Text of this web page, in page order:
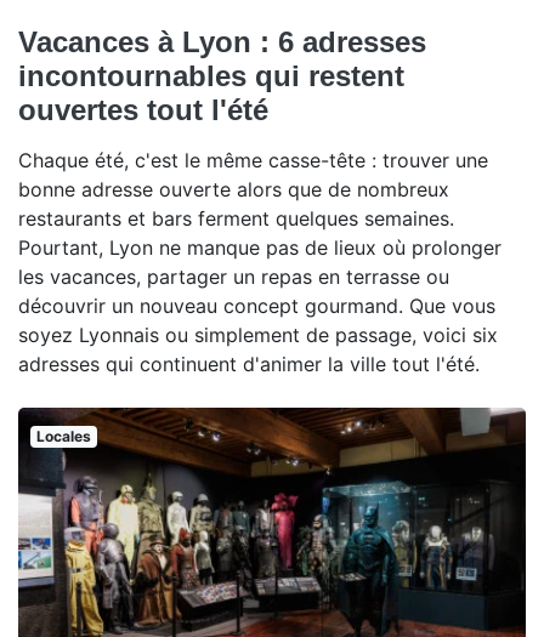
Vacances à Lyon : 6 adresses
incontournables qui restent
ouvertes tout l'été
Chaque été, c'est le même casse-tête : trouver une
bonne adresse ouverte alors que de nombreux
restaurants et bars ferment quelques semaines.
Pourtant, Lyon ne manque pas de lieux où prolonger
les vacances, partager un repas en terrasse ou
découvrir un nouveau concept gourmand. Que vous
soyez Lyonnais ou simplement de passage, voici six
adresses qui continuent d'animer la ville tout l'été.
Locales